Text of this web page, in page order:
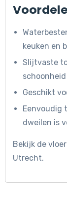
keuken en
Slijtvaste
schoonheid
Geschikt
Eenvoudig
dweilen is
Bekijk de
Utrecht.